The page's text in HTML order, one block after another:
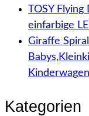
TOSY Flying
einfarbige
Giraffe
Kinderwagen
Kategorien